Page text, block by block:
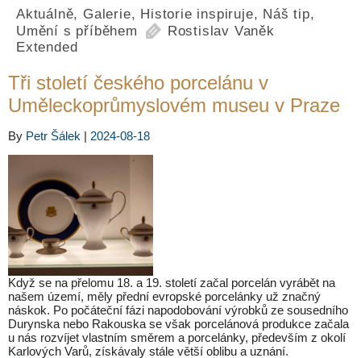
Aktuálně, Galerie, Historie inspiruje, Náš tip,
Umění s příběhem
Rostislav Vaněk
Extended
Tři století českého porcelánu v
Uměleckoprůmyslovém museu v Praze
By Petr Šálek | 2024-08-18
Když se na přelomu 18. a 19. století začal porcelán vyrábět na
našem území, měly přední evropské porcelánky už značný
náskok. Po počáteční fázi napodobování výrobků ze sousedního
Durynska nebo Rakouska se však porcelánová produkce začala
u nás rozvíjet vlastním směrem a porcelánky, především z okolí
Karlových Varů, získávaly stále větší oblibu a uznání.